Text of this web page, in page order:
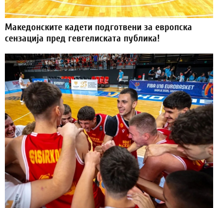
Македонските кадети подготвени за европска
сензација пред гевгелиската публика!